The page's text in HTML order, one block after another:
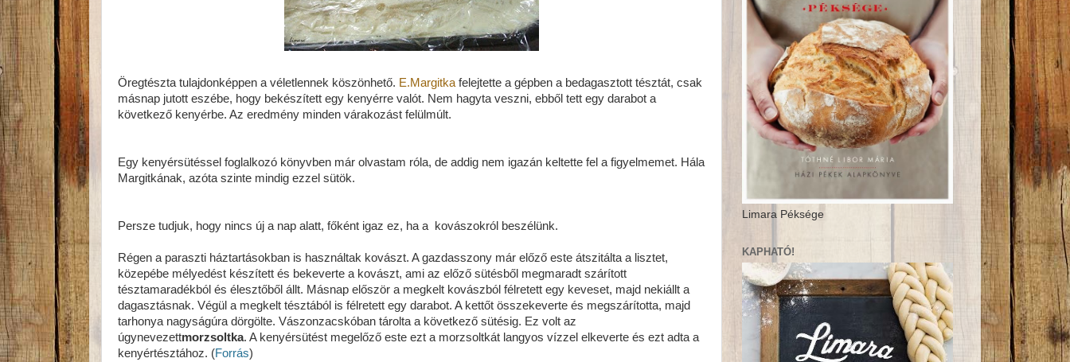
Öregtészta tulajdonképpen a véletlennek köszönhető. E.Margitka felejtette a gépben a bedagasztott tésztát, csak
másnap jutott eszébe, hogy bekészített egy kenyérre valót. Nem hagyta veszni, ebből tett egy darabot a
következő kenyérbe. Az eredmény minden várakozást felülmúlt.
Egy kenyérsütéssel foglalkozó könyvben már olvastam róla, de addig nem igazán keltette fel a figyelmemet. Hála
Margitkának, azóta szinte mindig ezzel sütök.
Persze tudjuk, hogy nincs új a nap alatt, főként igaz ez, ha a kovászokról beszélünk.
Régen a paraszti háztartásokban is használtak kovászt. A gazdasszony már előző este átszitálta a lisztet,
közepébe mélyedést készített és bekeverte a kovászt, ami az előző sütésből megmaradt szárított
tésztamaradékból és élesztőből állt. Másnap először a megkelt kovászból félretett egy keveset, majd nekiállt a
dagasztásnak. Végül a megkelt tésztából is félretett egy darabot. A kettőt összekeverte és megszárította, majd
tarhonya nagyságúra dörgölte. Vászonzacskóban tárolta a következő sütésig. Ez volt az
úgynevezettmorzsoltka. A kenyérsütést megelőző este ezt a morzsoltkát langyos vízzel elkeverte és ezt adta a
kenyértésztához. (Forrás)
Limara Péksége
KAPHATÓ!